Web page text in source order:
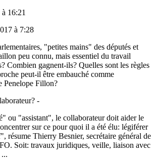
16:21
à 7:28
"petites mains" des députés et
peu connu, mais essentiel du travail
Combien gagnent-ils? Quelles sont les règles
peut-il être embauché comme
Penelope Fillon?
-
ou "assistant", le collaborateur doit aider le
sur ce pour quoi il a été élu: légiférer
résume Thierry Besnier, secrétaire général de
Soit: travaux juridiques, veille, liaison avec